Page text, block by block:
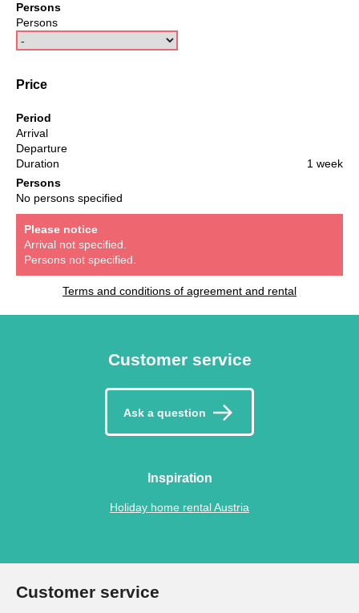
Persons
Persons
Price
Period
Arrival
Departure
Duration
1 week
Persons
No persons specified
Please notice
Arrival not specified.
Persons not specified.
Terms and conditions of agreement and rental
Customer service
Ask a question
Inspiration
Holiday home rental Austria
Customer service